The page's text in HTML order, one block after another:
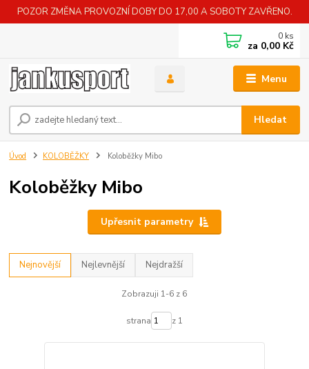
POZOR ZMĚNA PROVOZNÍ DOBY DO 17,00 A SOBOTY ZAVŘENO.
Menu
Hledat
0 ks
za 0,00 Kč
Úvod KOLOBĚŽKY Koloběžky Mibo
Koloběžky Mibo
Upřesnit parametry
Nejnovější Nejlevnější Nejdražší
Zobrazuji 1-6 z 6
strana z 1